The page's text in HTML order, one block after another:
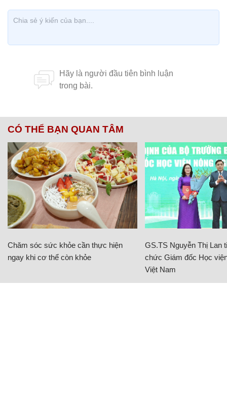
CÓ THỂ BẠN QUAN TÂM
Chăm sóc sức khỏe cần thực hiện
ngay khi cơ thể còn khỏe
GS.TS Nguyễn Thị Lan
chức Giám đốc Học
Việt Nam